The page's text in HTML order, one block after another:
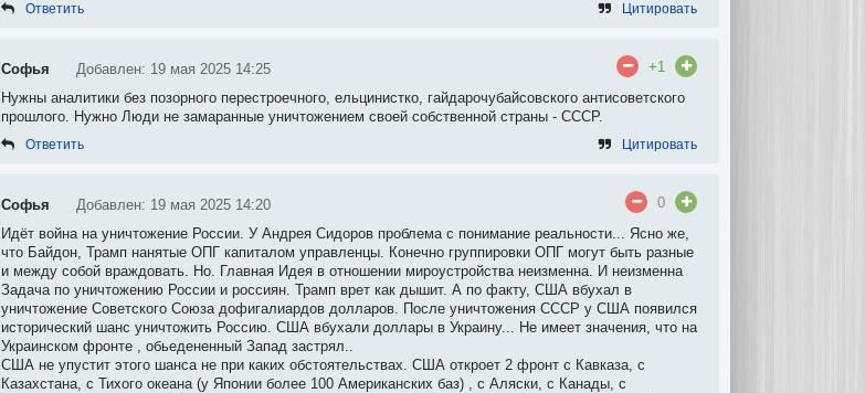
Ответить Цитировать
Софья Добавлен: 19 мая 2025 14:25
+1
Нужны аналитики без позорного перестроечного, ельцинистко, гайдарочубайсовского антисоветского
прошлого. Нужно Люди не замаранные уничтожением своей собственной страны - СССР.
Ответить Цитировать
Софья Добавлен: 19 мая 2025 14:20
0
Идёт война на уничтожение России. У Андрея Сидоров проблема с понимание реальности... Ясно же,
что Байдон, Трамп нанятые ОПГ капиталом управленцы. Конечно группировки ОПГ могут быть разные
и между собой враждовать. Но. Главная Идея в отношении мироустройства неизменна. И неизменна
Задача по уничтожению России и россиян. Трамп врет как дышит. А по факту, США вбухал в
уничтожение Советского Союза дофигалиардов долларов. После уничтожения СССР у США появился
исторический шанс уничтожить Россию. США вбухали доллары в Украину... Не имеет значения, что на
Украинском фронте , обьедененный Запад застрял..
США не упустит этого шанса не при каких обстоятельствах. США откроет 2 фронт с Кавказа, с
Казахстана, с Тихого океана (у Японии более 100 Американских баз) , с Аляски, с Канады, с